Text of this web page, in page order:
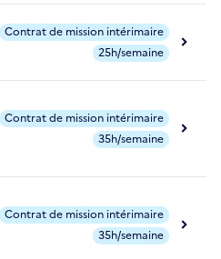
Contrat de mission intérimaire
25h/semaine
Contrat de mission intérimaire
35h/semaine
Contrat de mission intérimaire
35h/semaine